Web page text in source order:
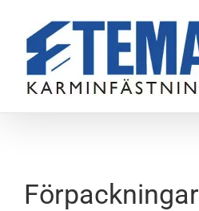
innehållet
Förpackningar